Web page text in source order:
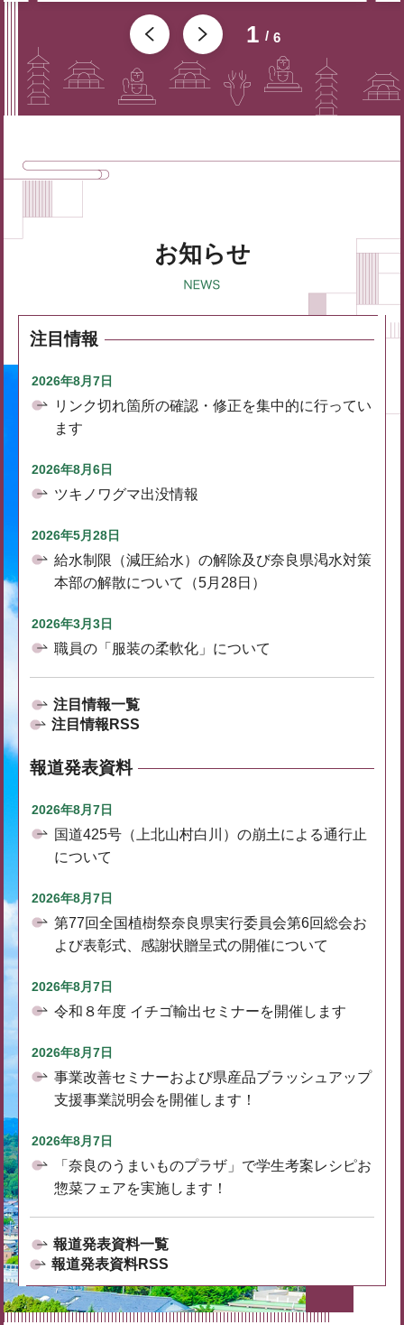
1 6
お知らせ
注目情報
2026年8月7日
リンク切れ箇所の確認・修正を集中的に行ってい
ます
2026年8月6日
ツキノワグマ出没情報
2026年5月28日
給水制限（減圧給水）の解除及び奈良県渇水対策
本部の解散について（5月28日）
2026年3月3日
職員の「服装の柔軟化」について
注目情報一覧
注目情報RSS
報道発表資料
2026年8月7日
国道425号（上北山村白川）の崩土による通行止
について
2026年8月7日
第77回全国植樹祭奈良県実行委員会第6回総会お
よび表彰式、感謝状贈呈式の開催について
2026年8月7日
令和８年度 イチゴ輸出セミナーを開催します
2026年8月7日
事業改善セミナーおよび県産品ブラッシュアップ
支援事業説明会を開催します！
2026年8月7日
「奈良のうまいものプラザ」で学生考案レシピお
惣菜フェアを実施します！
報道発表資料一覧
報道発表資料RSS